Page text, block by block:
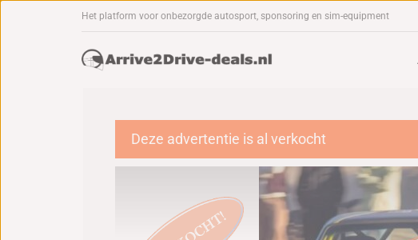
Het platform voor onbezorgde autosport, sponsoring en sim-equipment
Deze advertentie is al verkocht